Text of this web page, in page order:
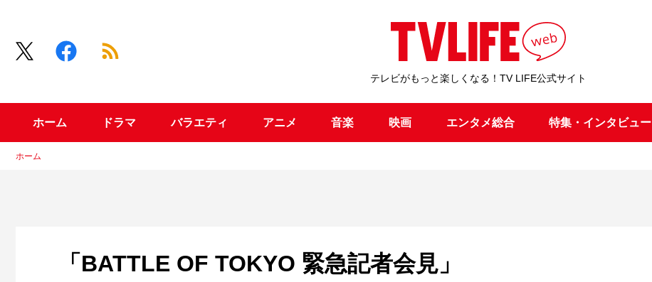
テレビがもっと楽しくなる！TV LIFE公式サイト
ホーム ドラマ バラエティ アニメ 音楽 映画 エンタメ総合 特集・インタビュー
ホーム
「BATTLE OF TOKYO 緊急記者会見」